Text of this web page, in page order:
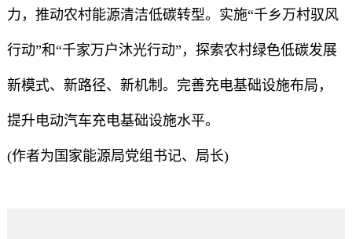
力，推动农村能源清洁低碳转型。实施“千乡万村驭风
行动”和“千家万户沐光行动”，探索农村绿色低碳发展
新模式、新路径、新机制。完善充电基础设施布局，
提升电动汽车充电基础设施水平。
(作者为国家能源局党组书记、局长)